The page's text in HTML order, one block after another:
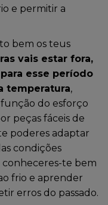
e permitir a
bem os teus
vais estar fora,
esse período
temperatura,
do esforço
peças fáceis de
poderes adaptar
condições
te bem
frio e aprender
erros do passado.